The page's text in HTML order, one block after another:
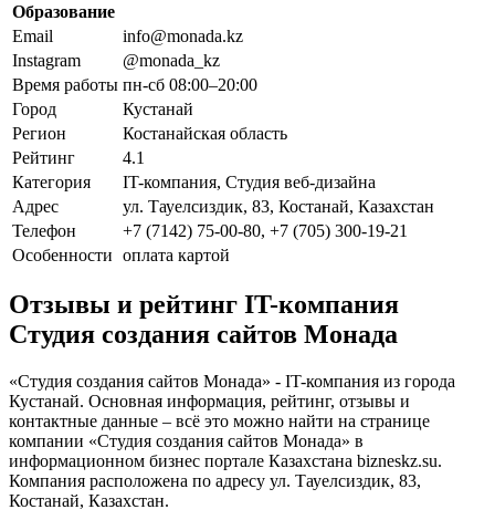
Образование
Email
info@monada.kz
Instagram
@monada_kz
Время работы пн-сб 08:00–20:00
Город
Кустанай
Регион
Костанайская область
Рейтинг
4.1
Категория
IT-компания, Студия веб-дизайна
Адрес
ул. Тауелсиздик, 83, Костанай, Казахстан
Телефон
+7 (7142) 75-00-80, +7 (705) 300-19-21
Особенности оплата картой
Отзывы и рейтинг IT-компания
Студия создания сайтов Монада
«Студия создания сайтов Монада» - IT-компания из города
Кустанай. Основная информация, рейтинг, отзывы и
контактные данные – всё это можно найти на странице
компании «Студия создания сайтов Монада» в
информационном бизнес портале Казахстана bizneskz.su.
Компания расположена по адресу ул. Тауелсиздик, 83,
Костанай, Казахстан.